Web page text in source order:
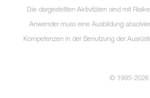
Die dargestellten Aktivitäten sind mit
Anwender muss eine Ausbildung
Kompetenzen in der Benutzung der
© 1995-2026